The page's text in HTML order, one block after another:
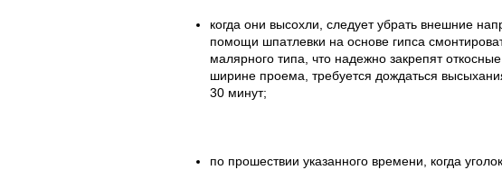
когда они высохли, следует убрать внешние
помощи шпатлевки на основе гипса
малярного типа, что надежно закрепят
ширине проема, требуется дождаться
30 минут;
по прошествии указанного времени, когда